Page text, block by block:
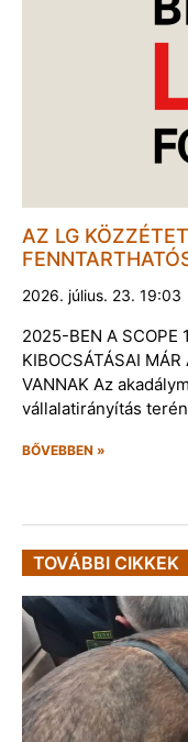
AZ LG
2026. július. 23. 19:03
2025-BEN A SCOPE
KIBOCSÁTÁSAI
VANNAK Az
vállalatirányítás
BŐVEBBEN »
TOVÁBBI CIKKEK